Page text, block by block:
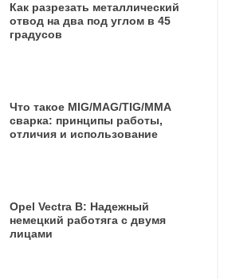
Как разрезать металлический
отвод на два под углом в 45
градусов
Что такое MIG/MAG/TIG/MMA
сварка: принципы работы,
отличия и использование
Opel Vectra B: Надежный
немецкий работяга с двумя
лицами